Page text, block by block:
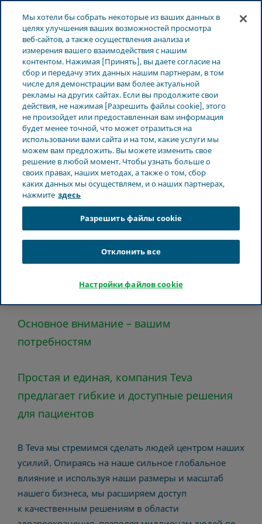
Меню
ЛАТВИЯ
Latvia О Teva Профиль компании
Профиль компании
Основное внимание – вашим
потребностям
Простая и единая, компания Teva
предлагает гибкие и доступные решения
для пациентов
В Teva мы стремимся сделать людей центром наших
усилий. Опираясь на наше сильное глобальное
влияние и используя наши размеры и масштаб
нашего бизнеса, мы расширяем доступ
к качественным решениям в области
Мы хотели бы собрать некоторые из ваших данных в
целях улучшения ваших возможностей просмотра
веб-сайтов, а также осуществления анализа и
измерения вашего взаимодействия с нашим
контентом. Нажимая [Принять], вы даете согласие на
сбор и передачу этих данных нашим партнерам, в том
числе для демонстрации вам более актуальной
рекламы на других сайтах. Если вы продолжите свои
действия, не нажимая [Разрешить файлы cookie], этого
не произойдет или предоставленная вам информация
будет менее точной, что может отразиться на
использовании вами сайта и на том, какие услуги мы
можем вам предложить. Вы можете изменить свое
решение в любой момент. Чтобы узнать больше о
своих правах, наших методах, а также о том, сбор
каких данных мы осуществляем, и о наших партнерах,
нажмите здесь
Разрешить файлы cookie
Отклонить все
Настройки файлов cookie